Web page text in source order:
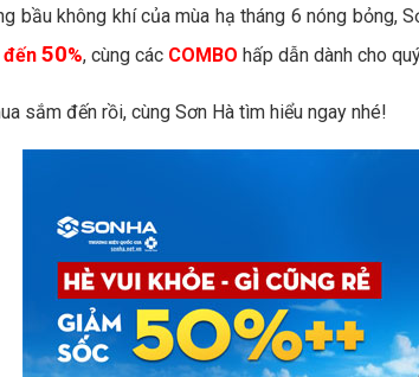
bầu không khí của mùa hạ tháng 6 nóng bỏng,
đến 50%, cùng các COMBO hấp dẫn dành cho
sắm đến rồi, cùng Sơn Hà tìm hiểu ngay nhé!